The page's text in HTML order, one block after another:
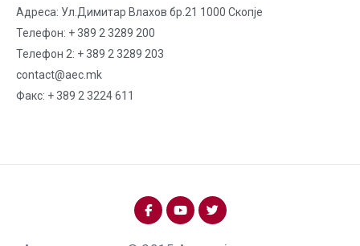
Адреса: Ул.Димитар Влахов бр.21 1000 Скопје
Телефон: + 389 2 3289 200
Телефон 2: + 389 2 3289 203
contact@aec.mk
Факс: + 389 2 3224 611